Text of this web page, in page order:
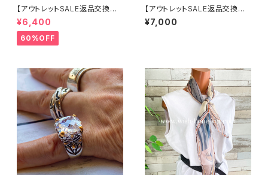
【アウトレットSALE返品交換不
可8/20まで】イタリア製 CASA
DEILUCA ITALY｜前フリル＆B
IGフリルトップス /ホワイト
¥6,400
60%OFF
【アウトレットSALE返品交換不
可8/20まで】フランスインポー
ト・BIGシャツ｜ピンストライプ
¥7,000